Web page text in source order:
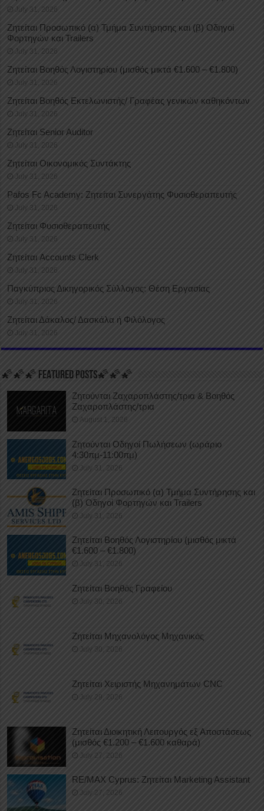
July 31, 2026
Ζητείται Προσωπικό (α) Τμήμα Συντήρησης και (β) Οδηγοί
Φορτηγών και Trailers
July 31, 2026
Ζητείται Βοηθός Λογιστηρίου (μισθός μικτά €1.600 – €1.800)
July 31, 2026
Ζητείται Βοηθός Εκτελωνιστής/ Γραφέας γενικών καθηκόντων
July 31, 2026
Ζητείται Senior Auditor
July 31, 2026
Ζητείται Οικονομικός Συντάκτης
July 31, 2026
Pafos Fc Academy: Ζητείται Συνεργάτης Φυσιοθεραπευτής
July 31, 2026
Ζητείται Φυσιοθεραπευτής
July 31, 2026
Ζητείται Accounts Clerk
July 31, 2026
Παγκύπριος Δικηγορικός Σύλλογος: Θέση Εργασίας
July 31, 2026
Ζητείται Δάκαλος/ Δασκάλα ή Φιλόλογος
July 31, 2026
🌠🌠🌠 FEATURED POSTS🌠🌠🌠
Ζητούνται Ζαχαροπλάστης/τρια & Βοηθός
Ζαχαροπλάστης/τρια
August 1, 2026
Ζητούνται Οδηγοί Πωλήσεων (ωράριο
4:30πμ-11:00πμ)
July 31, 2026
Ζητείται Προσωπικό (α) Τμήμα Συντήρησης και
(β) Οδηγοί Φορτηγών και Trailers
July 31, 2026
Ζητείται Βοηθός Λογιστηρίου (μισθός μικτά
€1.600 – €1.800)
July 31, 2026
Ζητείται Βοηθός Γραφείου
July 30, 2026
Ζητείται Μηχανολόγος Μηχανικός
July 30, 2026
Ζητείται Χειριστής Μηχανημάτων CNC
July 29, 2026
Ζητείται Διοικητική Λειτουργός εξ Αποστάσεως
(μισθός €1.200 – €1.600 καθαρά)
July 27, 2026
RE/MAX Cyprus: Ζητείται Marketing Assistant
July 27, 2026